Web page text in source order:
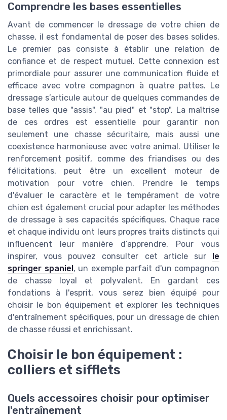
Comprendre les bases essentielles
Avant de commencer le dressage de votre chien de
chasse, il est fondamental de poser des bases solides.
Le premier pas consiste à établir une relation de
confiance et de respect mutuel. Cette connexion est
primordiale pour assurer une communication fluide et
efficace avec votre compagnon à quatre pattes. Le
dressage s’articule autour de quelques commandes de
base telles que "assis", "au pied" et "stop". La maîtrise
de ces ordres est essentielle pour garantir non
seulement une chasse sécuritaire, mais aussi une
coexistence harmonieuse avec votre animal. Utiliser le
renforcement positif, comme des friandises ou des
félicitations, peut être un excellent moteur de
motivation pour votre chien. Prendre le temps
d'évaluer le caractère et le tempérament de votre
chien est également crucial pour adapter les méthodes
de dressage à ses capacités spécifiques. Chaque race
et chaque individu ont leurs propres traits distincts qui
influencent leur manière d’apprendre. Pour vous
inspirer, vous pouvez consulter cet article sur le
springer spaniel, un exemple parfait d'un compagnon
de chasse loyal et polyvalent. En gardant ces
fondations à l'esprit, vous serez bien équipé pour
choisir le bon équipement et explorer les techniques
d'entraînement spécifiques, pour un dressage de chien
de chasse réussi et enrichissant.
Choisir le bon équipement :
colliers et sifflets
Quels accessoires choisir pour optimiser
l'entraînement